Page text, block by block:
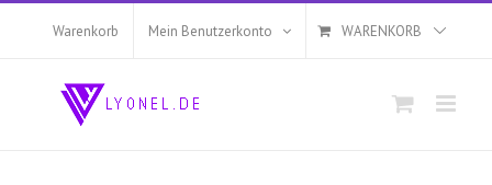
Zum
Warenkorb Mein Benutzerkonto WARENKORB